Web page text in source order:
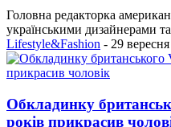
Головна редакторка
українськими дизайнерами
Lifestyle&Fashion - 29
Обкладинку
років прикрасив